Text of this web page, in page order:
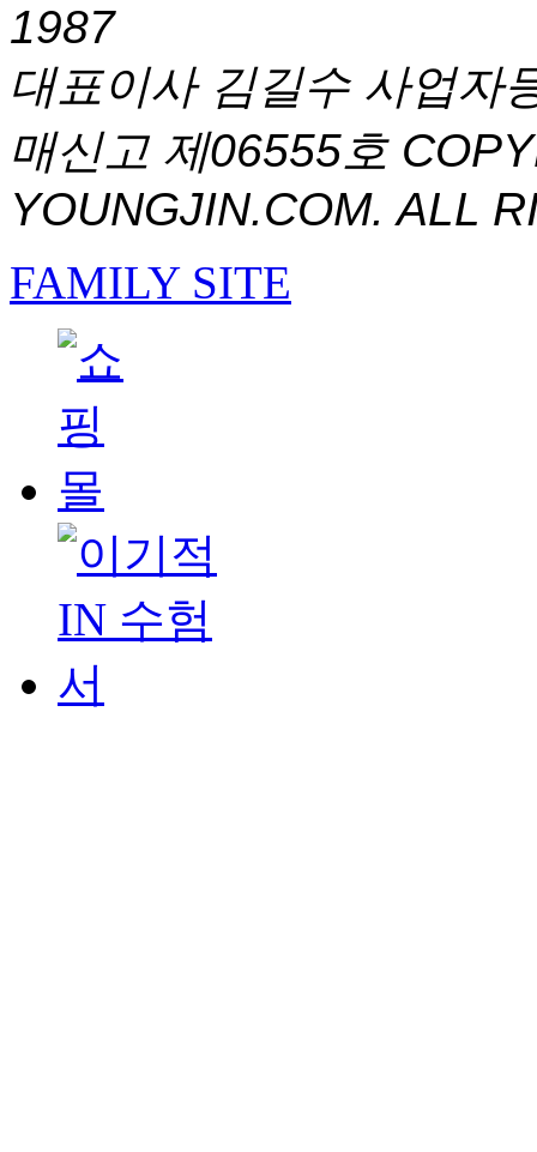
1987
대표이사 김길수 사업자
매신고 제06555호
YOUNGJIN.COM. ALL
FAMILY SITE